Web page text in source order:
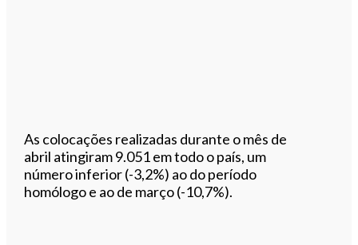
As colocações realizadas durante o mês de
abril atingiram 9.051 em todo o país, um
número inferior (-3,2%) ao do período
homólogo e ao de março (-10,7%).